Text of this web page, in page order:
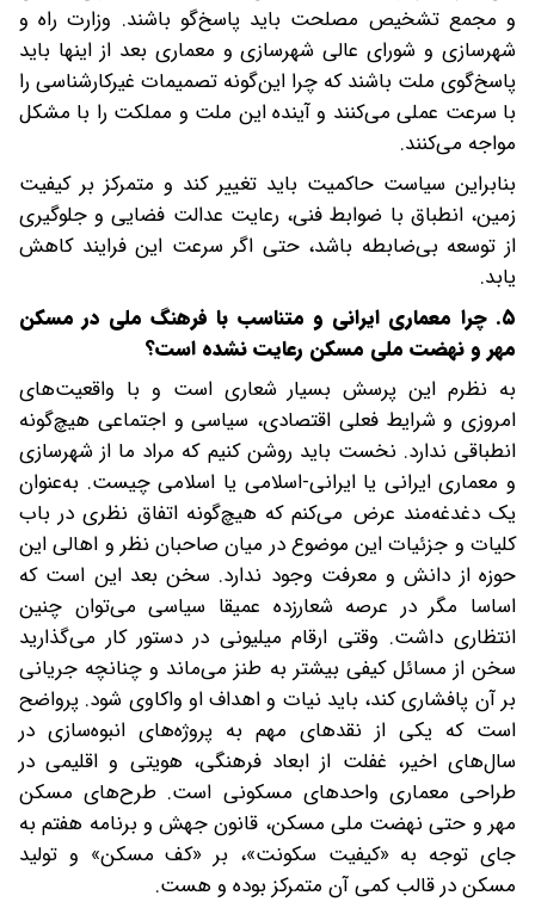
و مجمع تشخیص مصلحت باید پاسخ‌گو باشند. وزارت راه و
شهرسازی و شورای عالی شهرسازی و معماری بعد از اینها باید
پاسخ‌گوی ملت باشند که چرا این‌گونه تصمیمات غیرکارشناسی‌ را
با سرعت عملی می‌کنند و آینده این ملت و مملکت را با مشکل
مواجه می‌کنند.
بنابراین سیاست حاکمیت باید تغییر کند و متمرکز بر کیفیت
زمین، انطباق با ضوابط فنی، رعایت عدالت فضایی و جلوگیری
از توسعه بی‌ضابطه باشد، حتی اگر سرعت این فرایند کاهش
یابد.
۵. چرا معماری ایرانی و متناسب با فرهنگ ملی در مسکن
مهر و نهضت ملی مسکن رعایت نشده است؟
به نظرم این پرسش بسیار شعاری است و با واقعیت‌های
امروزی و شرایط فعلی اقتصادی، سیاسی و اجتماعی هیچ‌گونه
انطباقی ندارد. نخست باید روشن کنیم که مراد ما از شهرسازی
و معماری ایرانی یا ایرانی-اسلامی یا اسلامی چیست. به‌عنوان
یک دغدغه‌مند عرض می‌کنم که هیچ‌گونه اتفاق نظری در باب
کلیات و جزئیات این موضوع در میان صاحبان نظر و اهالی این
حوزه از دانش و معرفت وجود ندارد. سخن بعد این است که
اساسا مگر در عرصه شعارزده عمیقا سیاسی می‌توان چنین
انتظاری داشت. وقتی ارقام میلیونی در دستور کار می‌گذارید
سخن از مسائل کیفی بیشتر به طنز می‌ماند و چنانچه جریانی
بر آن پافشاری کند، باید نیات و اهداف او واکاوی شود. پرواضح
است که یکی از نقدهای مهم به پروژه‌های انبوه‌سازی در
سال‌های اخیر، غفلت از ابعاد فرهنگی، هویتی و اقلیمی در
طراحی معماری واحدهای مسکونی است. طرح‌های مسکن
مهر و حتی نهضت ملی مسکن، قانون جهش و برنامه هفتم به
‌جای توجه به «کیفیت سکونت»، بر «کف مسکن» و تولید
مسکن در قالب کمی آن متمرکز بوده و هست.